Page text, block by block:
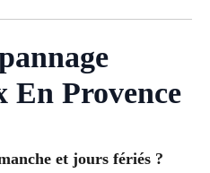
En Provence
et jours fériés ?